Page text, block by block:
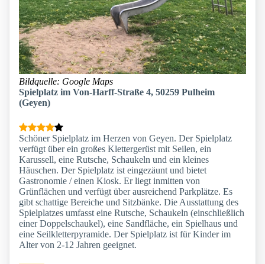
Bildquelle: Google Maps
Spielplatz im Von-Harff-Straße 4, 50259 Pulheim
(Geyen)
Schöner Spielplatz im Herzen von Geyen. Der Spielplatz
verfügt über ein großes Klettergerüst mit Seilen, ein
Karussell, eine Rutsche, Schaukeln und ein kleines
Häuschen. Der Spielplatz ist eingezäunt und bietet
Gastronomie / einen Kiosk. Er liegt inmitten von
Grünflächen und verfügt über ausreichend Parkplätze. Es
gibt schattige Bereiche und Sitzbänke. Die Ausstattung des
Spielplatzes umfasst eine Rutsche, Schaukeln (einschließlich
einer Doppelschaukel), eine Sandfläche, ein Spielhaus und
eine Seilkletterpyramide. Der Spielplatz ist für Kinder im
Alter von 2-12 Jahren geeignet.